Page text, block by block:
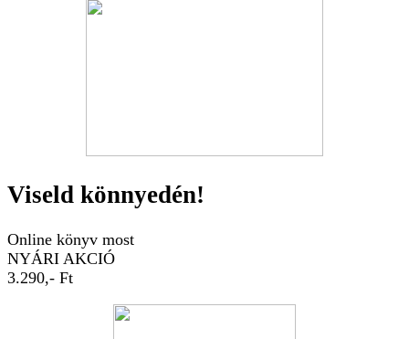
Viseld könnyedén!
Online könyv most
NYÁRI AKCIÓ
3.290,- Ft